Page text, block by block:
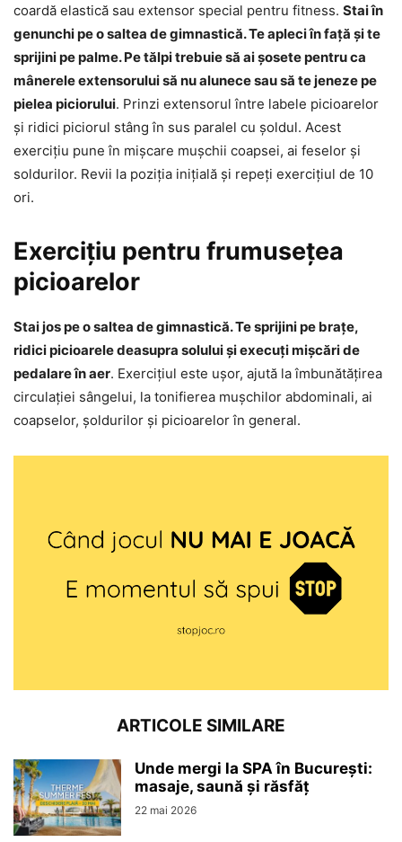
coardă elastică sau extensor special pentru fitness. Stai în
genunchi pe o saltea de gimnastică. Te apleci în față și te
sprijini pe palme. Pe tălpi trebuie să ai șosete pentru ca
mânerele extensorului să nu alunece sau să te jeneze pe
pielea piciorului. Prinzi extensorul între labele picioarelor
și ridici piciorul stâng în sus paralel cu șoldul. Acest
exercițiu pune în mișcare mușchii coapsei, ai feselor și
soldurilor. Revii la poziția inițială și repeți exercițiul de 10
ori.
Exercițiu pentru frumusețea
picioarelor
Stai jos pe o saltea de gimnastică. Te sprijini pe brațe,
ridici picioarele deasupra solului și execuți mișcări de
pedalare în aer. Exercițiul este ușor, ajută la îmbunătățirea
circulației sângelui, la tonifierea mușchilor abdominali, ai
coapselor, șoldurilor și picioarelor în general.
ARTICOLE SIMILARE
Unde mergi la SPA în București:
masaje, saună și răsfăț
22 mai 2026